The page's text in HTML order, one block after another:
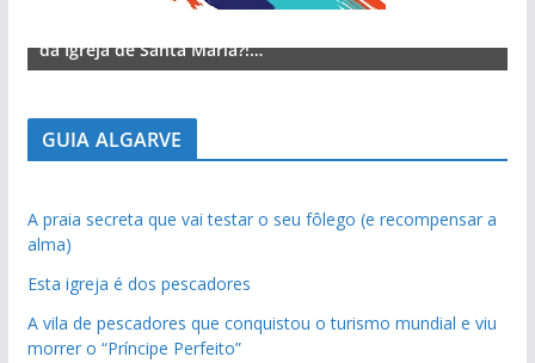
da Igreja de Santa Maria?!…
GUIA ALGARVE
A praia secreta que vai testar o seu fôlego (e recompensar a
alma)
Esta igreja é dos pescadores
A vila de pescadores que conquistou o turismo mundial e viu
morrer o “Príncipe Perfeito”